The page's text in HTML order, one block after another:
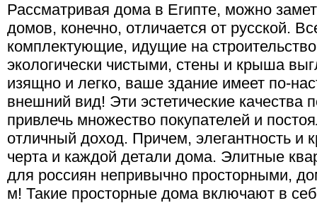
Рассматривая дома в Египте, можно
домов, конечно, отличается от русской.
комплектующие, идущие на
экологически чистыми, стены и крыша
изящно и легко, ваше здание имеет по-
внешний вид! Эти эстетические качества
привлечь множество покупателей и
отличный доход. Причем, элегантность и
черта и каждой детали дома. Элитные
для россиян непривычно просторными,
м! Такие просторные дома включают в